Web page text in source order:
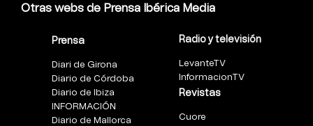
Otras webs de Prensa Ibérica Media
Prensa
Diari de Girona
Diario de Córdoba
Diario de Ibiza
INFORMACIÓN
Diario de Mallorca
Radio y televisión
LevanteTV
InformacionTV
Revistas
Cuore